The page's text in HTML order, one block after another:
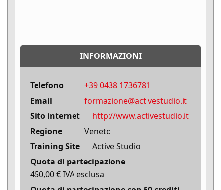
INFORMAZIONI
Telefono
+39 0438 1736781
Email
formazione@activestudio.it
Sito internet
http://www.activestudio.it
Regione
Veneto
Training Site
Active Studio
Quota di partecipazione
450,00 € IVA esclusa